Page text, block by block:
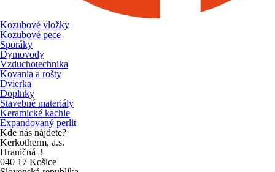
Kozubové vložky
Kozubové pece
Sporáky
Dymovody
Vzduchotechnika
Kovania a rošty
Dvierka
Doplnky
Stavebné materiály
Keramické kachle
Expandovaný perlit
Kde nás nájdete?
Kerkotherm, a.s.
Hraničná 3
040 17 Košice